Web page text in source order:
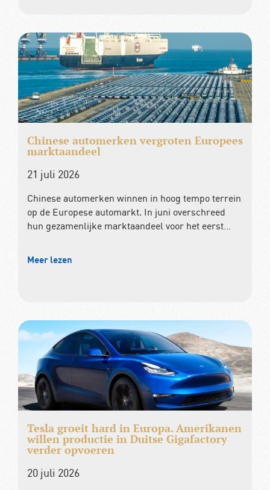
Chinese automerken vergroten Europees
marktaandeel
21 juli 2026
Chinese automerken winnen in hoog tempo terrein
op de Europese automarkt. In juni overschreed
hun gezamenlijke marktaandeel voor het eerst…
Meer lezen
Tesla groeit hard in Europa. Amerikanen
willen productie in Duitse Gigafactory
verder opvoeren
20 juli 2026